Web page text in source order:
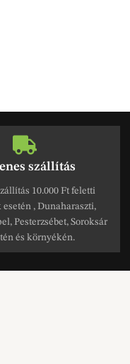
szállítás
10.000 Ft feletti
, Dunaharaszti,
Pesterzsébet, Soroksár
és környékén.